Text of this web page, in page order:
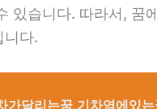
있습니다. 따라서,
니다.
가달리는꿈,기차역에있는